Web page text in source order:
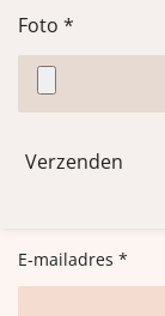
Foto *
Verzenden
E-mailadres *